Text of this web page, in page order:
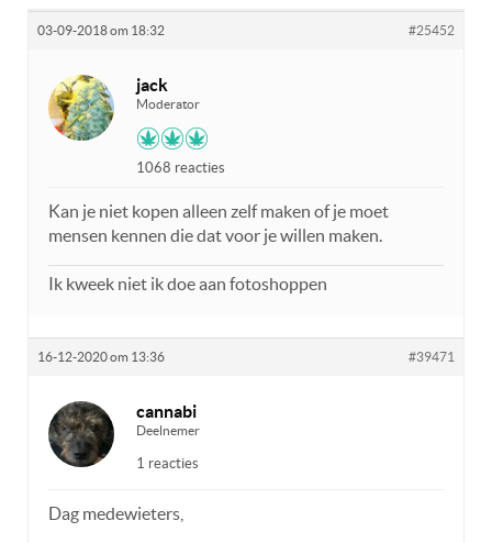
03-09-2018 om 18:32 #25452
jack
Moderator
1068 reacties
Kan je niet kopen alleen zelf maken of je moet
mensen kennen die dat voor je willen maken.
Ik kweek niet ik doe aan fotoshoppen
16-12-2020 om 13:36 #39471
cannabi
Deelnemer
1 reacties
Dag medewieters,